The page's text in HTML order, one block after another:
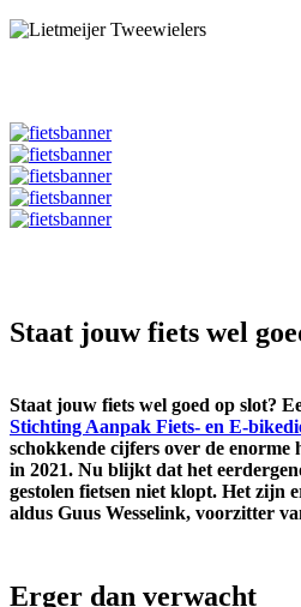
Staat jouw fiets wel
Staat jouw fiets wel goed op slot?
Stichting Aanpak Fiets- en E-
schokkende cijfers over de enorme
in 2021. Nu blijkt dat het
gestolen fietsen niet klopt. Het zijn
aldus Guus Wesselink, voorzitter
Erger dan verwacht